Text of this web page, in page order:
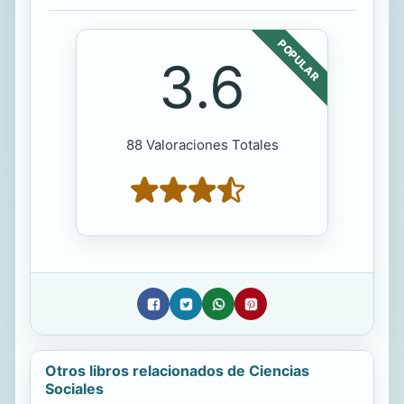
POPULAR
3.6
88 Valoraciones Totales
Otros libros relacionados de Ciencias
Sociales